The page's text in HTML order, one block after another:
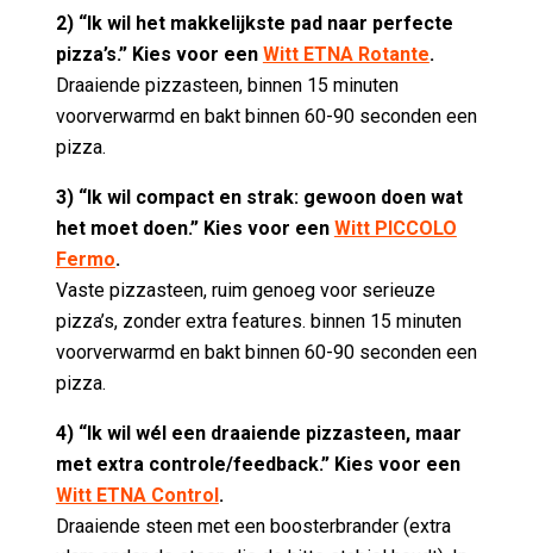
2) “Ik wil het makkelijkste pad naar perfecte
pizza’s.” Kies voor een Witt ETNA Rotante.
Draaiende pizzasteen, binnen 15 minuten
voorverwarmd en bakt binnen 60-90 seconden een
pizza.
3) “Ik wil compact en strak: gewoon doen wat
het moet doen.” Kies voor een Witt PICCOLO
Fermo.
Vaste pizzasteen, ruim genoeg voor serieuze
pizza’s, zonder extra features. binnen 15 minuten
voorverwarmd en bakt binnen 60-90 seconden een
pizza.
4) “Ik wil wél een draaiende pizzasteen, maar
met extra controle/feedback.” Kies voor een
Witt ETNA Control.
Draaiende steen met een boosterbrander (extra